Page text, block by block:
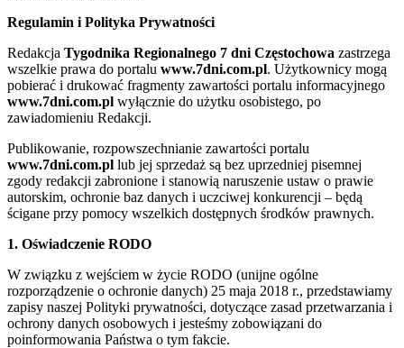
Regulamin i Polityka Prywatności
Redakcja Tygodnika Regionalnego 7 dni Częstochowa zastrzega
wszelkie prawa do portalu www.7dni.com.pl. Użytkownicy mogą
pobierać i drukować fragmenty zawartości portalu informacyjnego
www.7dni.com.pl wyłącznie do użytku osobistego, po
zawiadomieniu Redakcji.
Publikowanie, rozpowszechnianie zawartości portalu
www.7dni.com.pl lub jej sprzedaż są bez uprzedniej pisemnej
zgody redakcji zabronione i stanowią naruszenie ustaw o prawie
autorskim, ochronie baz danych i uczciwej konkurencji – będą
ścigane przy pomocy wszelkich dostępnych środków prawnych.
1. Oświadczenie RODO
W związku z wejściem w życie RODO (unijne ogólne
rozporządzenie o ochronie danych) 25 maja 2018 r., przedstawiamy
zapisy naszej Polityki prywatności, dotyczące zasad przetwarzania i
ochrony danych osobowych i jesteśmy zobowiązani do
poinformowania Państwa o tym fakcie.